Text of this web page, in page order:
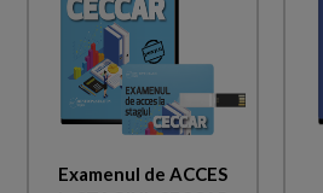
Examenul de ACCES